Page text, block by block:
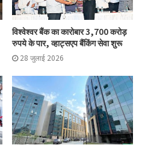
विश्वेश्वर बैंक का कारोबार 3,700 करोड़
रुपये के पार, व्हाट्सएप बैंकिंग सेवा शुरू
28 जुलाई 2026